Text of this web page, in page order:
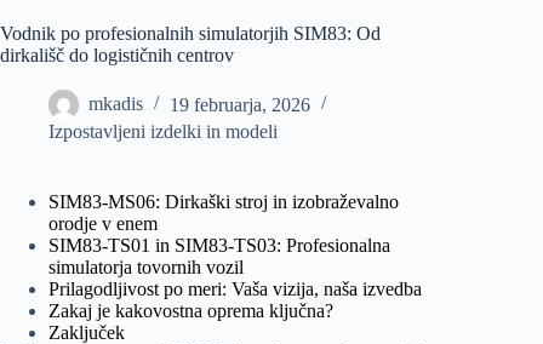
Vodnik po profesionalnih simulatorjih SIM83: Od
dirkališč do logističnih centrov
mkadis
19 februarja, 2026
Izpostavljeni izdelki in modeli
SIM83-MS06: Dirkaški stroj in izobraževalno
orodje v enem
SIM83-TS01 in SIM83-TS03: Profesionalna
simulatorja tovornih vozil
Prilagodljivost po meri: Vaša vizija, naša izvedba
Zakaj je kakovostna oprema ključna?
Zaključek